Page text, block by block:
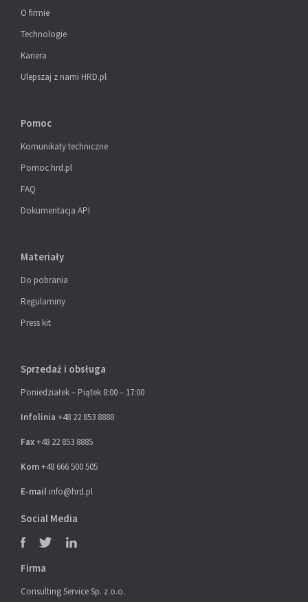
O firmie
Technologie
Kariera
Ulepszaj z nami HRD.pl
Pomoc
Komunikaty techniczne
Pomoc.hrd.pl
FAQ
Dokumentacja API
Materiały
Do pobrania
Regulaminy
Press kit
Sprzedaż i obsługa
Poniedziałek – Piątek 8:00 – 17:00
Infolinia +48 22 853 8888
Fax+48 22 853 8885
Kom+48 666 500 505
E-mail info@hrd.pl
Social Media
Firma
Consulting Service Sp. z o.o.